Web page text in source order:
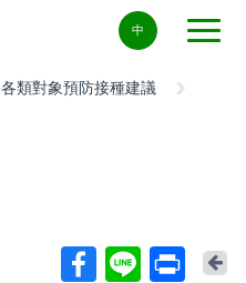
中
各類對象預防接種建議